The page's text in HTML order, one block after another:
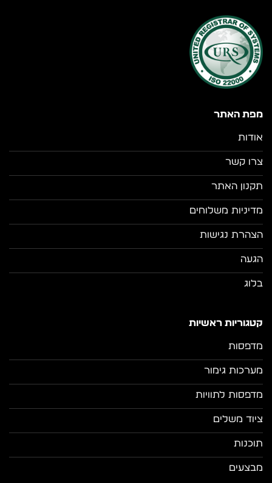
מפת האתר
אודות
צרו קשר
תקנון האתר
מדיניות משלוחים
הצהרת נגישות
הגעה
בלוג
קטגוריות ראשיות
מדפסות
מערכות גימור
מדפסות לתוויות
ציוד משלים
תוכנות
מבצעים